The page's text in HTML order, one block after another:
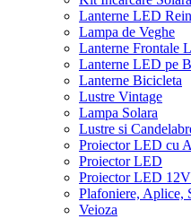
Lanterne LED
Lampa de Veghe
Lanterne Frontale
Lanterne LED pe
Lanterne Bicicleta
Lustre Vintage
Lampa Solara
Lustre si
Proiector LED cu
Proiector LED
Proiector LED
Plafoniere, Aplice,
Veioza